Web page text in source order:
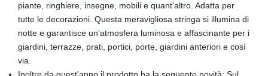
piante, ringhiere, insegne, mobili e quant'altro. Adatta per
tutte le decorazioni. Questa meravigliosa stringa si illumina di
notte e garantisce un'atmosfera luminosa e affascinante per i
giardini, terrazze, prati, portici, porte, giardini anteriori e così
via.